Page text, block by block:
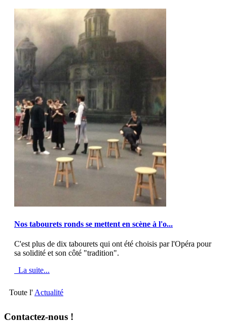
Nos tabourets ronds se mettent en scène à l'o...
C'est plus de dix tabourets qui ont été choisis par l'Opéra pour
sa solidité et son côté "tradition".
La suite...
Toute l' Actualité
Contactez-nous !